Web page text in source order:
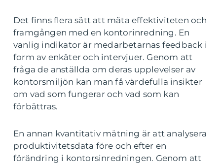
Det finns flera sätt att mäta effektiviteten och
framgången med en kontorinredning. En
vanlig indikator är medarbetarnas feedback i
form av enkäter och intervjuer. Genom att
fråga de anställda om deras upplevelser av
kontorsmiljön kan man få värdefulla insikter
om vad som fungerar och vad som kan
förbättras.
En annan kvantitativ mätning är att analysera
produktivitetsdata före och efter en
förändring i kontorsinredningen. Genom att